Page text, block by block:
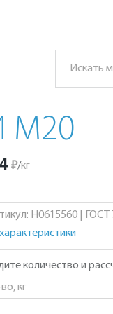
М20
₽/кг
Н0615560 | ГОСТ
количество и
кг